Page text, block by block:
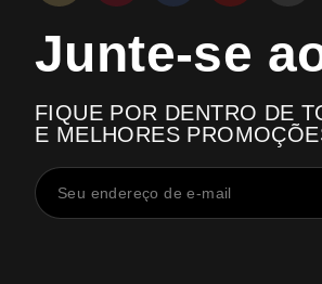
Junte-se
FIQUE POR DENTRO DE
E MELHORES